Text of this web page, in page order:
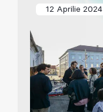
12 Aprilie 2024